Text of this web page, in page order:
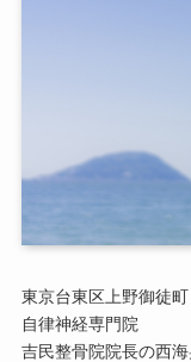
東京台東区上野御徒町
自律神経専門院
吉民整骨院院長の西海